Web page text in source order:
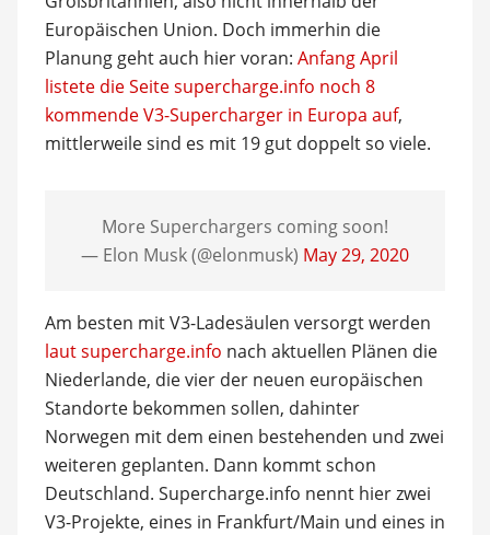
Europäischen Union. Doch immerhin die
Planung geht auch hier voran: Anfang April
listete die Seite supercharge.info noch 8
kommende V3-Supercharger in Europa auf,
mittlerweile sind es mit 19 gut doppelt so viele.
More Superchargers coming soon!
— Elon Musk (@elonmusk) May 29, 2020
Am besten mit V3-Ladesäulen versorgt werden
laut supercharge.info nach aktuellen Plänen die
Niederlande, die vier der neuen europäischen
Standorte bekommen sollen, dahinter
Norwegen mit dem einen bestehenden und zwei
weiteren geplanten. Dann kommt schon
Deutschland. Supercharge.info nennt hier zwei
V3-Projekte, eines in Frankfurt/Main und eines in